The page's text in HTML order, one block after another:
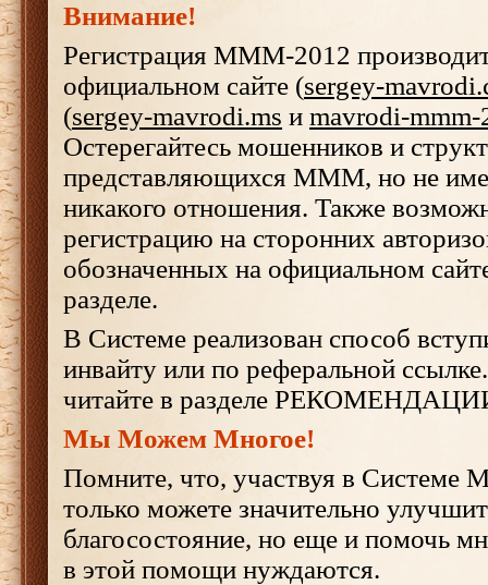
Внимание!
Регистрация МММ-2012
официальном сайте (sergey-
(sergey-mavrodi.ms и mavrodi-mmm-
Остерегайтесь мошенников и
представляющихся МММ, но не
никакого отношения. Также
регистрацию на сторонних
обозначенных на официальном
разделе.
В Системе реализован способ
инвайту или по реферальной
читайте в разделе
Мы Можем Многое!
Помните, что, участвуя в
только можете значительно
благосостояние, но еще и помочь
в этой помощи нуждаются.